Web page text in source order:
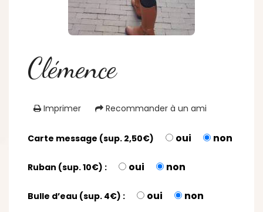
Clémence
Imprimer Recommander à un ami
Carte message (sup. 2,50€) oui non
Ruban (sup. 10€) : oui non
Bulle d’eau (sup. 4€) : oui non